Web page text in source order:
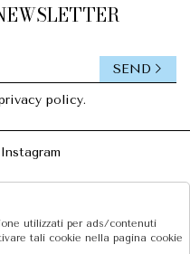
policy.
SEND
Instagram
utilizzati per ads/contenuti
tali cookie nella pagina cookie